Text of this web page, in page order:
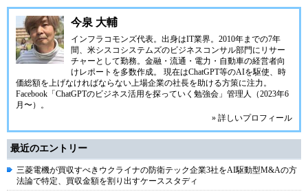
今泉 大輔
インフラコモンズ代表。出身はIT業界。2010年までの7年
間、米シスコシステムズのビジネスコンサル部門にリサー
チャーとして勤務。金融・流通・電力・自動車の経営者向
けレポートを多数作成。 現在はChatGPT等のAIを駆使、時
価総額を上げなければならない上場企業の社長を助ける方策に注力。
Facebook「ChatGPTのビジネス活用を探っていく勉強会」管理人（2023年6
月〜）。
» 詳しいプロフィール
最近のエントリー
三菱電機が買収すべきウクライナの防衛テック企業3社をAI駆動型M&Aの方
法論で特定、買収金額を割り出すケーススタディ